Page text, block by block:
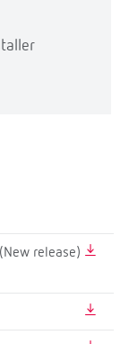
release)